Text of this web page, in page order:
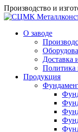
Производство и
О заводе
Доставка
Политика
Продукция